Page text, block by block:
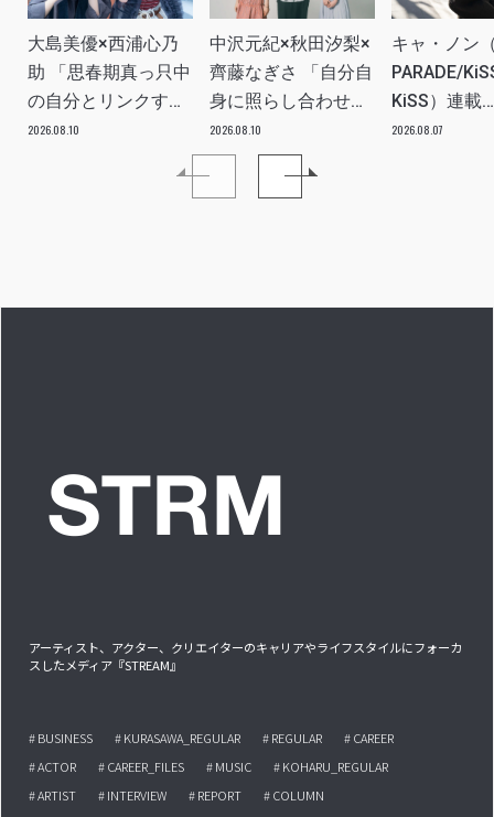
大島美優×西浦心乃
助 「思春期真っ只中
の自分とリンクする
役柄を演じるドラマ
2026.08.10
中沢元紀×秋田汐梨×
齊藤なぎさ 「自分自
身に照らし合わせな
がら見るとリアルな
ドラマ『幸せになり
2026.08.10
キャ・ノン
PARADE/
KiSS）連載
vol.113「読
2026.08.07
アーティスト、アクター、クリエイターのキャリアやライフスタイルにフォーカ
スしたメディア『STREAM』
# BUSINESS # KURASAWA_REGULAR # REGULAR
# CAREER
# ACTOR
# CAREER_FILES # MUSIC
# KOHARU_REGULAR
# ARTIST
# INTERVIEW # REPORT
# COLUMN